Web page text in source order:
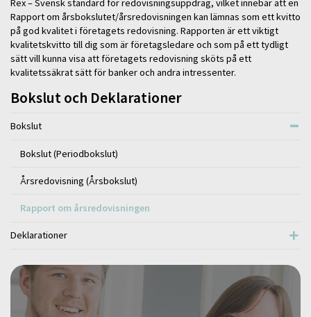
Rex – Svensk standard för redovisningsuppdrag, vilket innebär att en
Rapport om årsbokslutet/årsredovisningen kan lämnas som ett kvitto
på god kvalitet i företagets redovisning. Rapporten är ett viktigt
kvalitetskvitto till dig som är företagsledare och som på ett tydligt
sätt vill kunna visa att företagets redovisning sköts på ett
kvalitetssäkrat sätt för banker och andra intressenter.
Bokslut och Deklarationer
Bokslut
Bokslut (Periodbokslut)
Årsredovisning (Årsbokslut)
Rapport om årsredovisningen
Deklarationer